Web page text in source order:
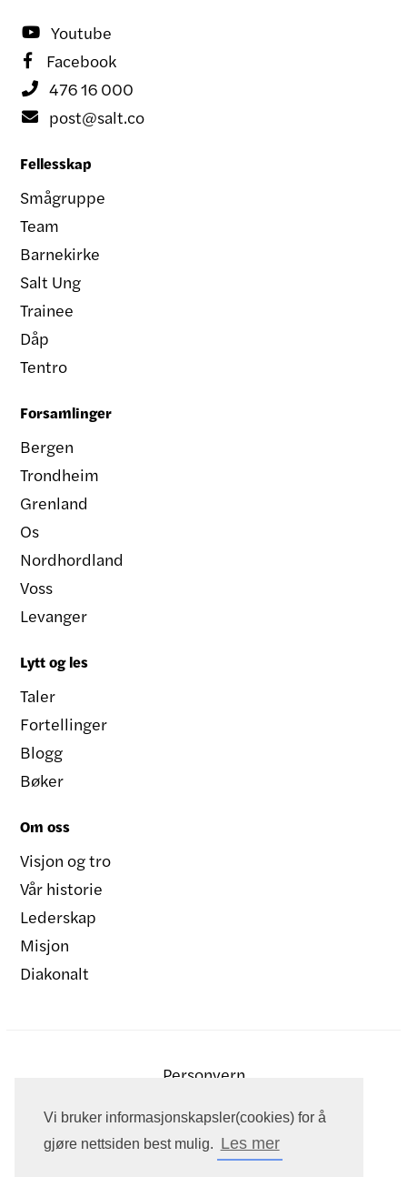
Vi bruker informasjonskapsler(cookies) for å
gjøre nettsiden best mulig. Les mer
 Youtube
 Facebook
 476 16 000
 post@salt.co
Fellesskap
Smågruppe
Team
Barnekirke
Salt Ung
Trainee
Dåp
Tentro
Forsamlinger
Bergen
Trondheim
Grenland
Os
Nordhordland
Voss
Levanger
Lytt og les
Taler
Fortellinger
Blogg
Bøker
Om oss
Visjon og tro
Vår historie
Lederskap
Misjon
Diakonalt
Personvern